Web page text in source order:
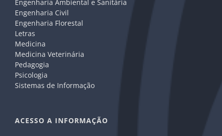
Engenharia Ambiental e Sanitária
Engenharia Civil
Engenharia Florestal
Letras
Medicina
Medicina Veterinária
Pedagogia
Psicologia
Sistemas de Informação
ACESSO A INFORMAÇÃO